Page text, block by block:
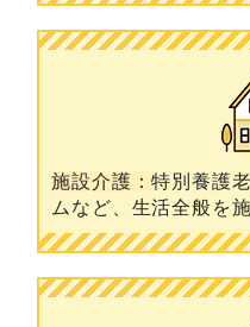
施設介護：特別養護
ムなど、生活全般を